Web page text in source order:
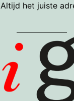
Altijd het juiste